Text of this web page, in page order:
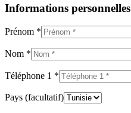
Informations personnelles
Prénom *
Nom *
Téléphone 1 *
Pays (facultatif)